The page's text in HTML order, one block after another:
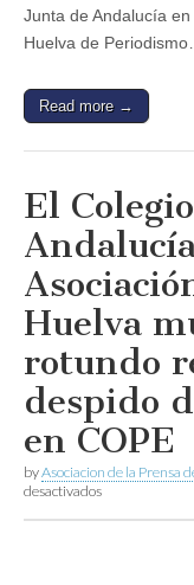
Junta de Andalucía
Huelva de Periodismo…
Read more →
El
Huelva
rotundo
despido
en COPE
byAsociacion de la Prensa
desactivadosen